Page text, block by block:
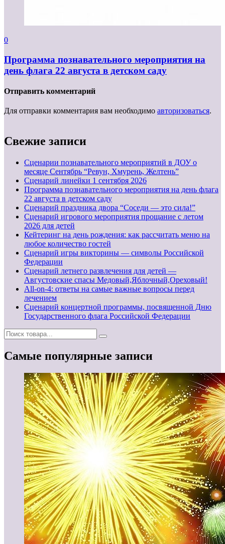
0
Программа познавательного мероприятия на
день флага 22 августа в детском саду
Отправить комментарий
Для отправки комментария вам необходимо авторизоваться.
Свежие записи
Сценарии познавательного мероприятий в ДОУ о
месяце Сентябрь “Ревун, Хмурень, Желтень”
Cценарий линейки 1 сентября 2026
Программа познавательного мероприятия на день флага
22 августа в детском саду
Сценарий праздника двора “Соседи — это сила!”
Сценарий игрового мероприятия прощание с летом
2026 для детей
Кейтеринг на день рождения: как рассчитать меню на
любое количество гостей
Сценарий игры викторины — символы Российской
Федерации
Сценарий летнего развлечения для детей —
Августовские спасы Медовый,Яблочный,Ореховый!
All-on-4: ответы на самые важные вопросы перед
лечением
Сценарий концертной программы, посвященной Дню
Государственного флага Российской Федерации
Самые популярные записи